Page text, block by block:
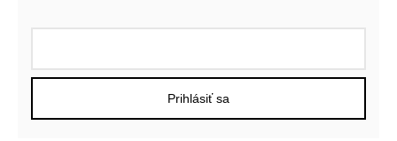
Prihlásiť sa